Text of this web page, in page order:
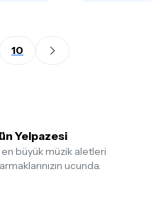
10
Yelpazesi
büyük müzik aletleri
ucunda.